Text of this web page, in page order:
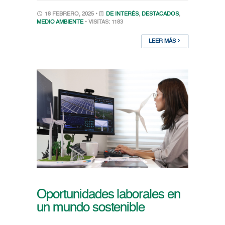
18 FEBRERO, 2025 • DE INTERÉS, DESTACADOS,
MEDIO AMBIENTE • VISITAS: 1183
LEER MÁS
Oportunidades laborales en
un mundo sostenible